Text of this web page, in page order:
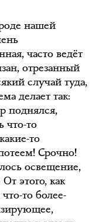
нашей
часто ведёт
отрезанный
случай туда,
делает так:
поднялся,
что-то
то
Срочно!
освещение,
этого, как
то более-